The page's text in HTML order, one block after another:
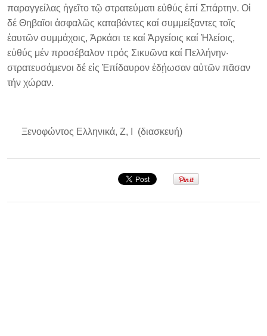
παραγγείλας ἡγεῖτο τῷ στρατεύματι εὐθύς ἐπί Σπάρτην. Οἱ
δέ Θηβαῖοι ἀσφαλῶς καταβάντες καί συμμείξαντες τοῖς
ἑαυτῶν συμμάχοις, Ἀρκάσι τε καί Ἀργείοις καί Ἠλείοις,
εὐθύς μέν προσέβαλον πρός Σικυῶνα καί Πελλήνην·
στρατευσάμενοι δέ εἰς Ἐπίδαυρον ἐδῄωσαν αὐτῶν πᾶσαν
τήν χώραν.
Ξενοφώντος Ελληνικά, Ζ, Ι (διασκευή)